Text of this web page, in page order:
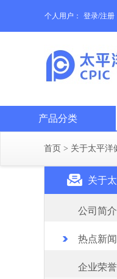
个人用户： 登录/注册
产品分类
首页 > 关于太平洋
关于
公司简介
热点新闻
企业荣誉